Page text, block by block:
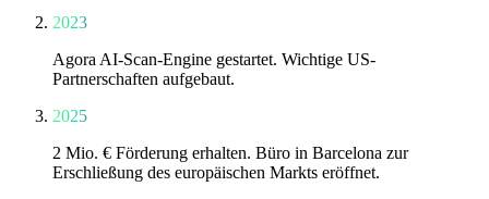
2023
Agora AI-Scan-Engine gestartet. Wichtige US-
Partnerschaften aufgebaut.
2025
2 Mio. € Förderung erhalten. Büro in Barcelona zur
Erschließung des europäischen Markts eröffnet.